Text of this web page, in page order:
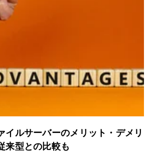
イルサーバーのメリット・デメリ
来型との比較も